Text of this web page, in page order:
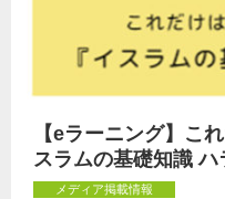
【eラーニング】こ
スラムの基礎知識 ハ
メディア掲載情報